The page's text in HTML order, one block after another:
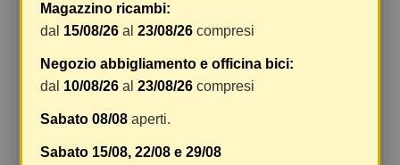
ARI PARAOLIO 41 X 53 X 8/9,5 TCY (EX ARI.064)
Non disponibile
16,78 €18,64 €
Magazzino ricambi:
dal 15/08/26 al23/08/26 compresi
Negozio abbigliamento e officina bici:
dal 10/08/26 al23/08/26 compresi
Sabato 08/08 aperti.
Sabato 15/08, 22/08 e 29/08